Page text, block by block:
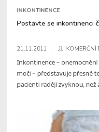
INKONTINENCE
Postavte se inkontinenci
21.11.2011 KOMERČNÍ
Inkontinence –
moči – představuje přesně
pacienti raději zvyknou, než